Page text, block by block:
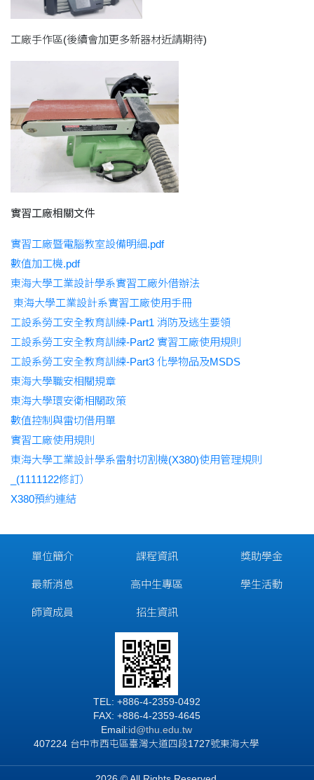
工廠手作區(後續會加更多新器材近請期待)
實習工廠相關文件
實習工廠暨電腦教室設備明細.pdf
數值加工機.pdf
東海大學工業設計學系實習工廠外借辦法
東海大學工業設計系實習工廠使用手冊
工設系勞工安全教育訓練-Part1 消防及逃生要領
工設系勞工安全教育訓練-Part2 實習工廠使用規則
工設系勞工安全教育訓練-Part3 化學物品及MSDS
東海大學職安相關規章
東海大學環安衛相關政策
數值控制與雷切借用單
實習工廠使用規則
東海大學工業設計學系雷射切割機(X380)使用管理規則
_(1111122修訂）
X380預約連結
單位簡介
最新消息
師資成員
課程資訊
高中生專區
招生資訊
獎助學金
學生活動
TEL: +886-4-2359-0492
FAX: +886-4-2359-4645
Email:id @thu.edu.tw
407224 台中市西屯區臺灣大道四段1727號東海大學